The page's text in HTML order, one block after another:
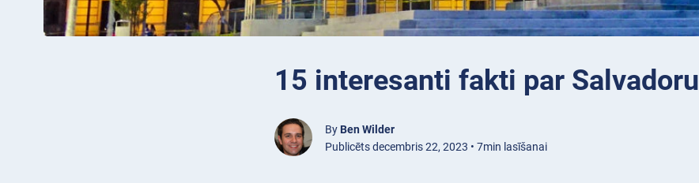
15 interesanti fakti par Salvadoru
By Ben Wilder
Publicēts decembris 22, 2023 • 7min lasīšanai